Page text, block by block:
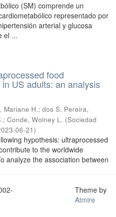
(SM) comprende un
representado por
arterial y glucosa
el ...
food
US adults: an analysis
Mariane H.; dos S. Pereira,
; Conde, Wolney L. (Sociedad
06-21)
hypothesis: ultraprocessed
to the worldwide
analyze the association between
Theme by
Atmire